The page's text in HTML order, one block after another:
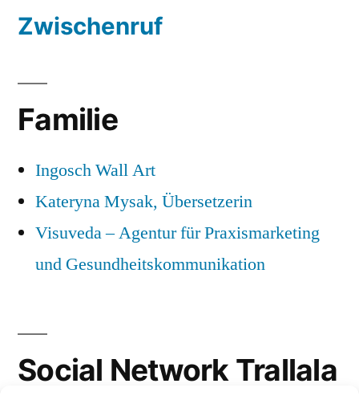
Zwischenruf
Familie
Ingosch Wall Art
Kateryna Mysak, Übersetzerin
Visuveda – Agentur für Praxismarketing
und Gesundheitskommunikation
Social Network Trallala